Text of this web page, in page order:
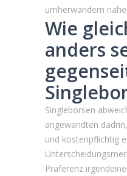
umherwandern
Wie
anders
Singleborsen
angewandten
und kostenpflichtig
Praferenz